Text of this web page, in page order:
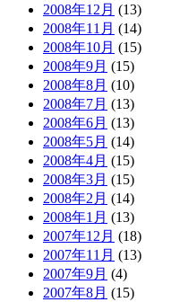
2008年12月 (13)
2008年11月 (14)
2008年10月 (15)
2008年9月 (15)
2008年8月 (10)
2008年7月 (13)
2008年6月 (13)
2008年5月 (14)
2008年4月 (15)
2008年3月 (15)
2008年2月 (14)
2008年1月 (13)
2007年12月 (18)
2007年11月 (13)
2007年9月 (4)
2007年8月 (15)